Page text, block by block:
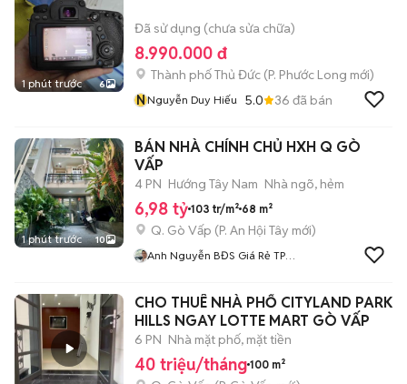
1 phút trước 6
Đã sử dụng (chưa sửa chữa)
8.990.000 đ
Thành phố Thủ Đức (P. Phước Long mới)
NNguyễn Duy Hiếu 5.0 36 đã bán
1 phút trước 10
BÁN NHÀ CHÍNH CHỦ HXH Q GÒ
VẤP
4 PN Hướng Tây Nam Nhà ngõ, hẻm
6,98 tỷ 103 tr/m² 68 m²
Q. Gò Vấp (P. An Hội Tây mới)
Anh Nguyễn BĐS Giá Rẻ TP
CHO THUÊ NHÀ PHỐ CITYLAND PARK
HILLS NGAY LOTTE MART GÒ VẤP
6 PN Nhà mặt phố, mặt tiền
40 triệu/tháng 100 m²